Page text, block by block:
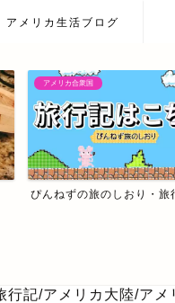
アメリカ生活ブログ
日本の温泉宿
日本の温泉宿
行記/アメリカ大陸/アメ